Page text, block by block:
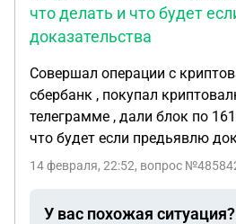
устроилась на работу перед
. Но как только закрутился
он пойдет и заработает денег
ему сидеть . Так оно и вышло .
года , она сразу же
расписали . И ее кованый план
только ей открыл он доступ к
она жена позвонили ей
что делать и что будет
доказательства
Совершал операции с
сбербанк , покупал
телеграмме , дали блок по
что будет если предьявлю
14 февраля, 22:52, вопрос
У вас похожая ситуация?